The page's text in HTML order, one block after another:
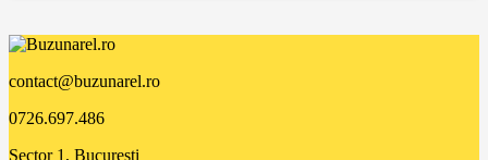
contact@buzunarel.ro
0726.697.486
Sector 1, București